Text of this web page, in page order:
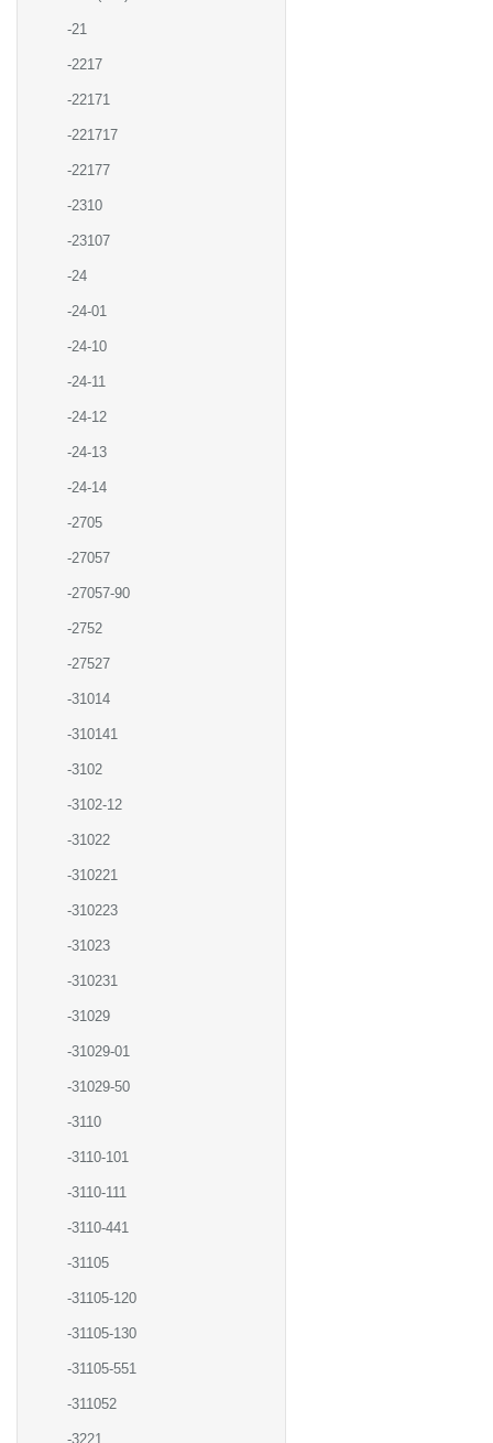
-21
-2217
-22171
-221717
-22177
-2310
-23107
-24
-24-01
-24-10
-24-11
-24-12
-24-13
-24-14
-2705
-27057
-27057-90
-2752
-27527
-31014
-310141
-3102
-3102-12
-31022
-310221
-310223
-31023
-310231
-31029
-31029-01
-31029-50
-3110
-3110-101
-3110-111
-3110-441
-31105
-31105-120
-31105-130
-31105-551
-311052
-3221